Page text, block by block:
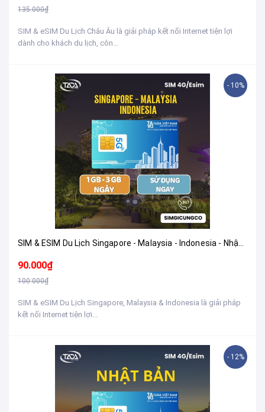
135.000₫
SIM & eSIM Du Lịch Châu Âu là giải pháp kết nối Internet tiện lợi
dành cho khách du lịch, côn...
- 10%
90.000₫
100.000₫
SIM & eSIM Du Lịch Singapore, Malaysia & Indonesia là giải pháp
kết nối Internet tiện lợi...
- 12%